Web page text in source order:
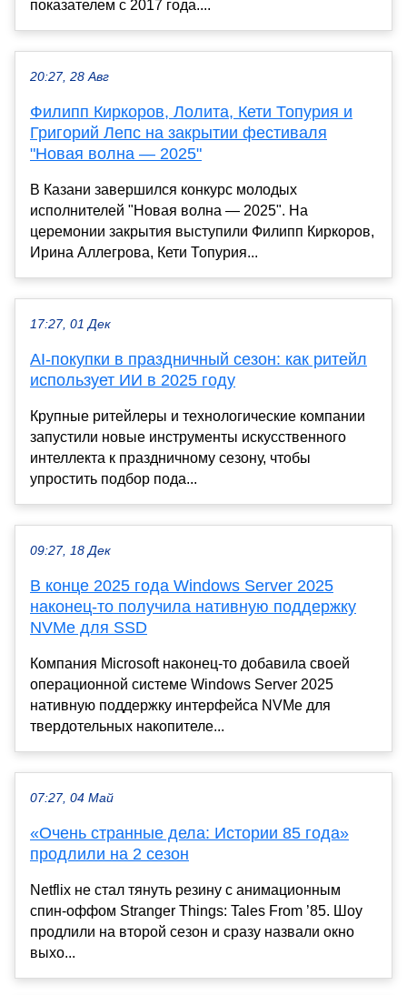
показателем с 2017 года....
20:27, 28 Авг
Филипп Киркоров, Лолита, Кети Топурия и
Григорий Лепс на закрытии фестиваля
"Новая волна — 2025"
В Казани завершился конкурс молодых
исполнителей "Новая волна — 2025". На
церемонии закрытия выступили Филипп Киркоров,
Ирина Аллегрова, Кети Топурия...
17:27, 01 Дек
AI-покупки в праздничный сезон: как ритейл
использует ИИ в 2025 году
Крупные ритейлеры и технологические компании
запустили новые инструменты искусственного
интеллекта к праздничному сезону, чтобы
упростить подбор пода...
09:27, 18 Дек
В конце 2025 года Windows Server 2025
наконец-то получила нативную поддержку
NVMe для SSD
Компания Microsoft наконец-то добавила своей
операционной системе Windows Server 2025
нативную поддержку интерфейса NVMe для
твердотельных накопителе...
07:27, 04 Май
«Очень странные дела: Истории 85 года»
продлили на 2 сезон
Netflix не стал тянуть резину с анимационным
спин-оффом Stranger Things: Tales From ’85. Шоу
продлили на второй сезон и сразу назвали окно
выхо...